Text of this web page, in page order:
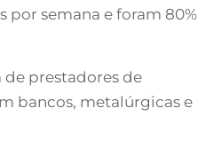
por semana e foram 80%
de prestadores de
bancos, metalúrgicas e